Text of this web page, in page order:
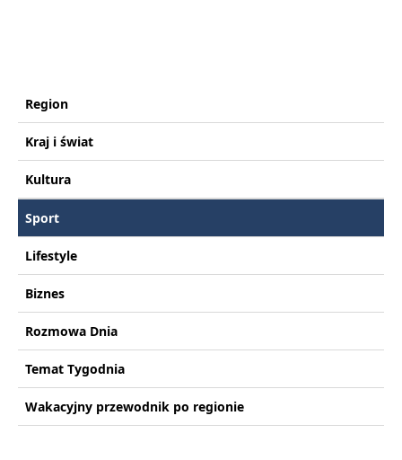
Region
Kraj i świat
Kultura
Sport
Lifestyle
Biznes
Rozmowa Dnia
Temat Tygodnia
Wakacyjny przewodnik po regionie